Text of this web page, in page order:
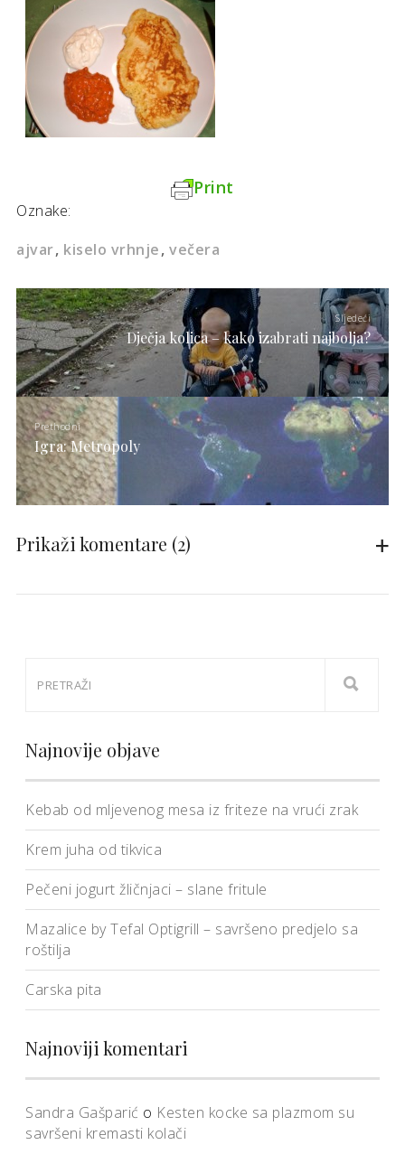
Print
Oznake:
ajvar kiselo vrhnje večera
Sljedeći
Dječja kolica – kako izabrati najbolja?
Prethodni
Igra: Metropoly
Prikaži komentare (2)
Najnovije objave
Kebab od mljevenog mesa iz friteze na vrući zrak
Krem juha od tikvica
Pečeni jogurt žličnjaci – slane fritule
Mazalice by Tefal Optigrill – savršeno predjelo sa
roštilja
Carska pita
Najnoviji komentari
Sandra Gašparić o Kesten kocke sa plazmom su
savršeni kremasti kolači